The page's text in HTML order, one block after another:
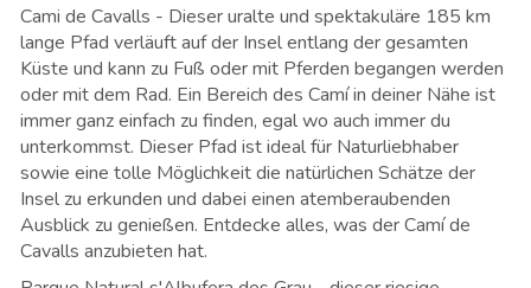
Cami de Cavalls - Dieser uralte und spektakuläre 185 km
lange Pfad verläuft auf der Insel entlang der gesamten
Küste und kann zu Fuß oder mit Pferden begangen werden
oder mit dem Rad. Ein Bereich des Camí in deiner Nähe ist
immer ganz einfach zu finden, egal wo auch immer du
unterkommst. Dieser Pfad ist ideal für Naturliebhaber
sowie eine tolle Möglichkeit die natürlichen Schätze der
Insel zu erkunden und dabei einen atemberaubenden
Ausblick zu genießen. Entdecke alles, was der Camí de
Cavalls anzubieten hat.